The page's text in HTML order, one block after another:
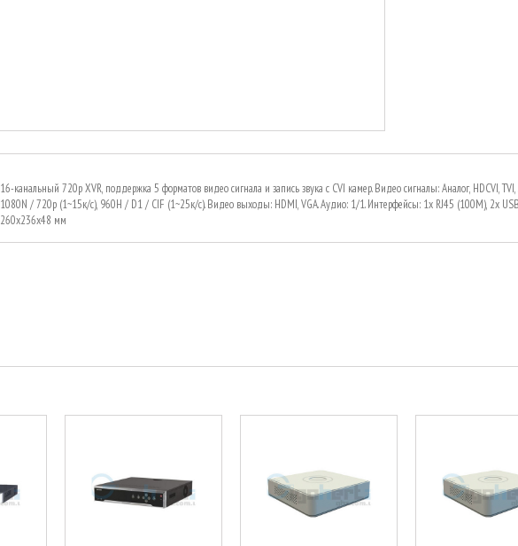
16-канальный 720p XVR, поддержка 5 форматов видео сигнала и запись звука с CVI камер. Видео сигналы: Аналог, HDCVI,
1080N / 720p (1~15к/с), 960H / D1 / CIF (1~25к/с). Видео выходы: HDMI, VGA. Аудио: 1/1. Интерфейсы: 1x RJ45 (100M), 2x
260x236x48 мм